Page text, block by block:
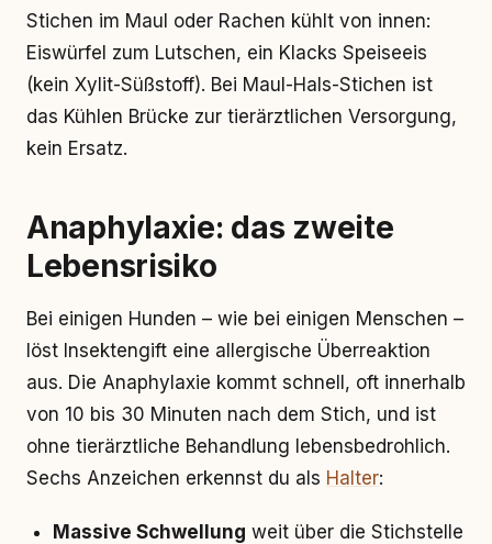
Stichen im Maul oder Rachen kühlt von innen:
Eiswürfel zum Lutschen, ein Klacks Speiseeis
(kein Xylit-Süßstoff). Bei Maul-Hals-Stichen ist
das Kühlen Brücke zur tierärztlichen Versorgung,
kein Ersatz.
Anaphylaxie: das zweite
Lebensrisiko
Bei einigen Hunden – wie bei einigen Menschen –
löst Insektengift eine allergische Überreaktion
aus. Die Anaphylaxie kommt schnell, oft innerhalb
von 10 bis 30 Minuten nach dem Stich, und ist
ohne tierärztliche Behandlung lebensbedrohlich.
Sechs Anzeichen erkennst du als Halter:
Massive Schwellung weit über die Stichstelle